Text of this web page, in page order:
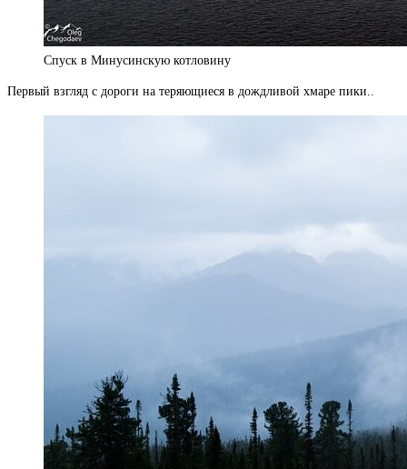
Спуск в Минусинскую котловину
Первый взгляд с дороги на теряющиеся в дождливой хмаре пики..